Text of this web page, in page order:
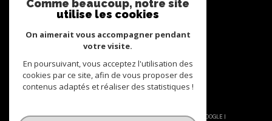
PROPRIÉTAIRE
Se connecter
© 2026 | TOUS DROITS RÉSERVÉS | TRADUCTION POWERED BY GOOGLE |
Comme beaucoup, notre site
utilise les cookies
On aimerait vous accompagner pendant
votre visite.
En poursuivant, vous acceptez l'utilisation des
cookies par ce site, afin de vous proposer des
contenus adaptés et réaliser des statistiques !